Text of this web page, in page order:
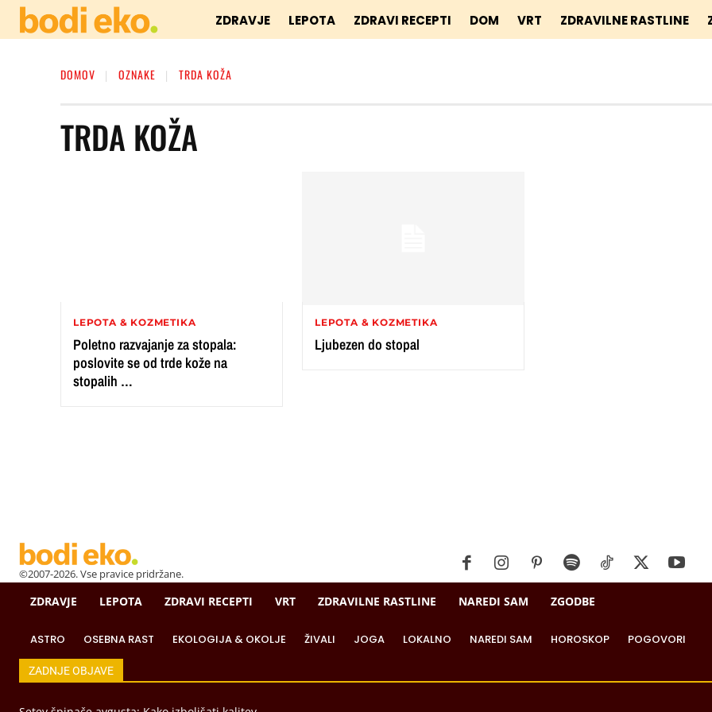
ZDRAVJE LEPOTA ZDRAVI RECEPTI DOM VRT ZDRAVILNE RASTLINE
DOMOV OZNAKE TRDA KOŽA
TRDA KOŽA
LEPOTA & KOZMETIKA
Poletno razvajanje za stopala:
poslovite se od trde kože na
stopalih …
LEPOTA & KOZMETIKA
Ljubezen do stopal
©2007-2026. Vse pravice pridržane.
ZDRAVJE LEPOTA ZDRAVI RECEPTI VRT ZDRAVILNE RASTLINE NAREDI SAM ZGODBE
ASTRO OSEBNA RAST EKOLOGIJA & OKOLJE ŽIVALI JOGA LOKALNO NAREDI SAM HOROSKOP POGOVORI
ZADNJE OBJAVE